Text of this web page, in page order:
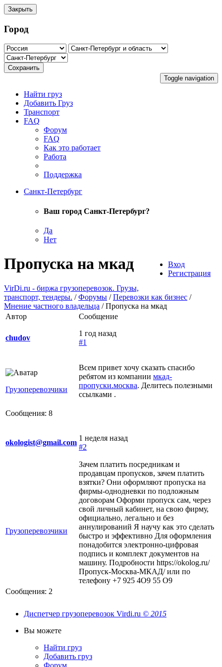
Закрыть
Город
Сохранить
Toggle navigation
Найти груз
Добавить Груз
Транспорт
FAQ
Форум
FAQ
Как это работает
Работа
Поддержка
Санкт-Петербург
Ваш город Санкт-Петербург?
Да
Нет
Вход
Регистрация
Пропуска на мкад
VirDi.ru - биржа грузоперевозок. Грузы,
транспорт, тендеры. /Форумы /Перевозки как бизнес /
Мнение частного владельца /Пропуска на мкад
Автор
Сообщение
chudov
1 год назад
#1
Грузоперевозчики
Всем привет хочу сказать спасибо
ребятом из компании мкад-
пропуски.москва. Делитесь полезными
ссылками .
Сообщения: 8
okologist@gmail.com
1 неделя назад
#2
Грузоперевозчики
Зачем платить посредникам и
продавцам пропусков, зачем платить
взятки? Они оформляют пропуска на
фирмы-однодневки по подложным
договорам Оформи пропуск сам, через
свой личный кабинет, на свою фирму,
официально, легально и без
аннулирований Я научу как это сделать
быстро и эффективно Для оформления
понадобится электронно-цифровая
подпись и комплект документов на
машину. Подробности https://okolog.ru/
Пропуск-Москва-МКАД/ или по
телефону +7 925 4О9 55 О9
Сообщения: 2
Диспетчер грузоперевозок Virdi.ru © 2015
Вы можете
Найти груз
Добавить груз
Форум